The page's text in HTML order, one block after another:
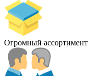
Огромный ассортимент